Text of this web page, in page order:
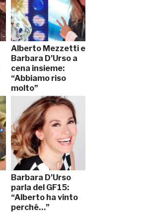
Alberto Mezzetti e
Barbara D’Urso a
cena insieme:
“Abbiamo riso
molto”
Barbara D’Urso
parla del GF15:
“Alberto ha vinto
perché…”